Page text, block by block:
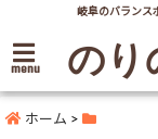
岐阜のバランス
menu のり
ホーム >